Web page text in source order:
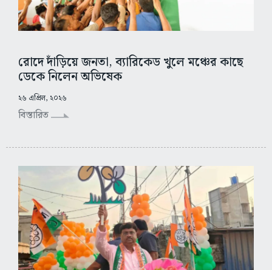
রোদে দাঁড়িয়ে জনতা, ব্যারিকেড খুলে মঞ্চের কাছে
ডেকে নিলেন অভিষেক
২৬ এপ্রিল, ২০২৬
বিস্তারিত